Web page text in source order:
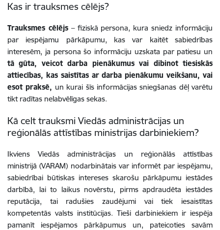
Kas ir trauksmes cēlējs?
Trauksmes cēlējs– fiziskā persona, kura sniedz informāciju
par iespējamu pārkāpumu, kas var kaitēt sabiedrības
interesēm, ja persona šo informāciju uzskata par patiesu un
tā gūta, veicot darba pienākumus vai dibinot tiesiskās
attiecības, kas saistītas ar darba pienākumu veikšanu, vai
esot praksē, un kurai šīs informācijas sniegšanas dēļ varētu
tikt radītas nelabvēlīgas sekas.
Kā celt trauksmiViedās administrācijas un
reģionālās attīstības ministrijas darbiniekiem?
Ikviens Viedās administrācijas un reģionālās attīstības
ministrijā (VARAM) nodarbinātais var informēt par iespējamu,
sabiedrībai būtiskas intereses skarošu pārkāpumu iestādes
darbībā, lai to laikus novērstu, pirms apdraudēta iestādes
reputācija, tai radušies zaudējumi vai tiek iesaistītas
kompetentās valsts institūcijas. Tieši darbiniekiem ir iespēja
pamanīt iespējamos pārkāpumus un, pateicoties savām